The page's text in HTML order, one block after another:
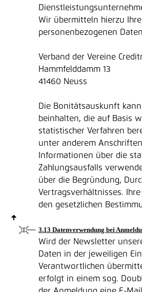
Wir übermitteln hierzu
personenbezogenen
Verband der Vereine
Hammfelddamm 13
41460 Neuss
Die Bonitätsauskunft
beinhalten, die auf Basis
statistischer Verfahren
unter anderem
Informationen über die
Zahlungsausfalls
über die Begründung,
Vertragsverhältnisses.
den gesetzlichen
3.13 Datenverwendung bei
Wird der Newsletter
Daten in der jeweiligen
Verantwortlichen
erfolgt in einem sog.